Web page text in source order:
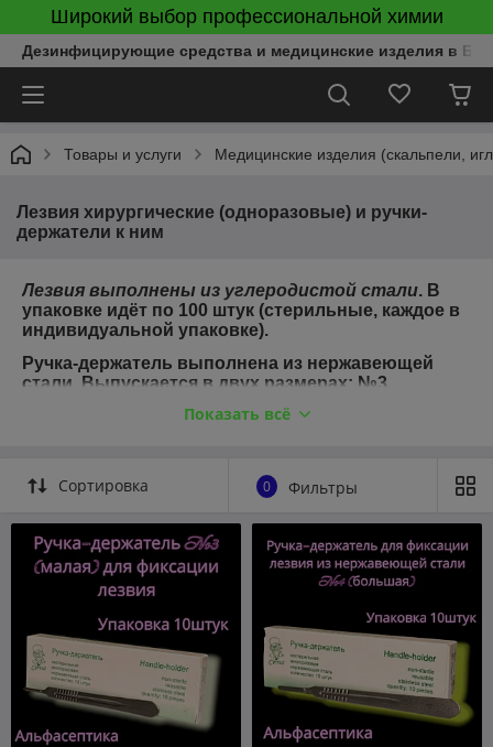
Широкий выбор профессиональной химии
Дезинфицирующие средства и медицинские изделия в
Товары и услуги Медицинские изделия (скальпели,
Лезвия хирургические (одноразовые) и ручки-
держатели к ним
Лезвия выполнены из углеродистой стали. В
упаковке идёт по 100 штук (стерильные, каждое в
индивидуальной упаковке).
Ручка-держатель выполнена из нержавеющей
стали. Выпускается в двух размерах: №3
№4 для лезвий от 18-го размера. В упаковке идёт
Показать всё
Сортировка 0 Фильтры